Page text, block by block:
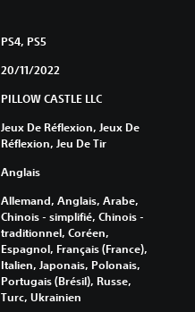
PS4, PS5
20/11/2022
PILLOW CASTLE LLC
Jeux De Réflexion, Jeux De
Réflexion, Jeu De Tir
Anglais
Allemand, Anglais, Arabe,
Chinois - simplifié, Chinois -
traditionnel, Coréen,
Espagnol, Français (France),
Italien, Japonais, Polonais,
Portugais (Brésil), Russe,
Turc, Ukrainien